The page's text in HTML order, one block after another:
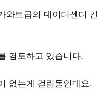
와트급의 데이터센터 건
검토하고 있습니다.
없는게 걸림돌인데요.